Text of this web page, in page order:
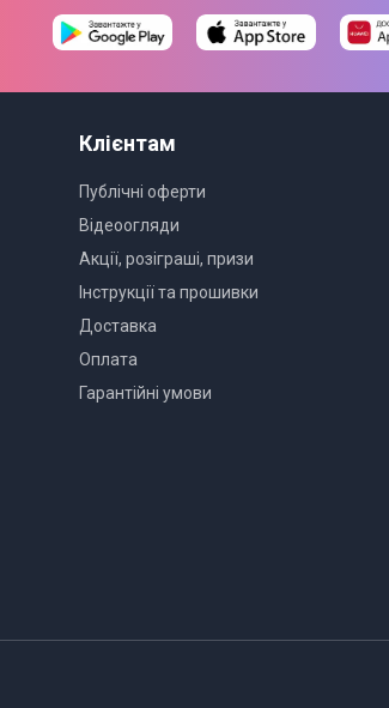
Клієнтам
Публічні оферти
Відеоогляди
Акції, розіграші, призи
Інструкції та прошивки
Доставка
Оплата
Гарантійні умови